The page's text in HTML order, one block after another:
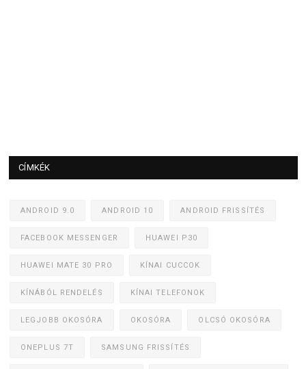
CÍMKÉK
ANDROID 9.0 ANDROID 10 ANDROID FRISSÍTÉS
FACEBOOK MESSENGER HUAWEI P30
HUAWEI MATE 30 PRO KÍNAI CUCCOK
KÍNÁBÓL RENDELÉS KÍNAI TELEFONOK
LEGJOBB OKOSÓRA OKOSÓRA OLCSÓ OKOSÓRA
ONEPLUS 7T SAMSUNG FRISSÍTÉS